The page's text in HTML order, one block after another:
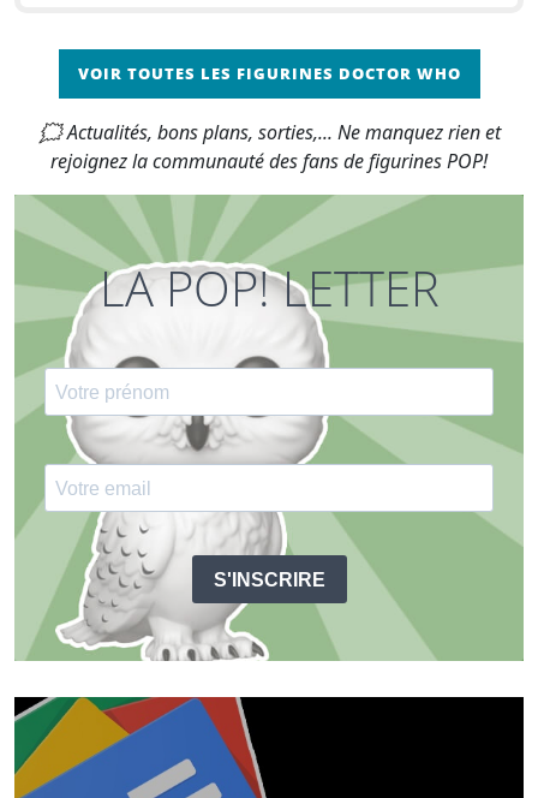
VOIR TOUTES LES FIGURINES DOCTOR WHO
🗯 Actualités, bons plans, sorties,... Ne manquez rien et
rejoignez la communauté des fans de figurines POP!
LA POP! LETTER
S'INSCRIRE